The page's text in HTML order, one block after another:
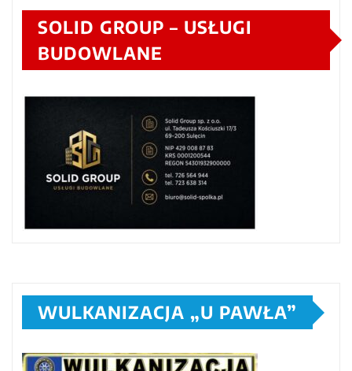
SOLID GROUP – USŁUGI
BUDOWLANE
WULKANIZACJA „U PAWŁA”